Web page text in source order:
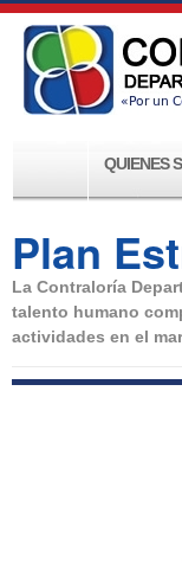
QUIENES
Plan
La Contraloría
talento humano
actividades en el